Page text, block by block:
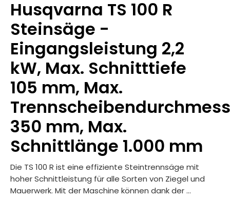
Husqvarna TS 100 R
Steinsäge -
Eingangsleistung 2,2
kW, Max. Schnitttiefe
105 mm, Max.
350 mm, Max.
Schnittlänge 1.000 mm
Die TS 100 R ist eine effiziente Steintrennsäge mit
hoher Schnittleistung für alle Sorten von Ziegel und
Mauerwerk. Mit der Maschine können dank der ...